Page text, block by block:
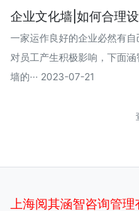
企业文化墙|如何合理
一家运作良好的企业必然有
对员工产生积极影响，下面
墙的··· 2023-07-21
上海阅其涵智咨询管理